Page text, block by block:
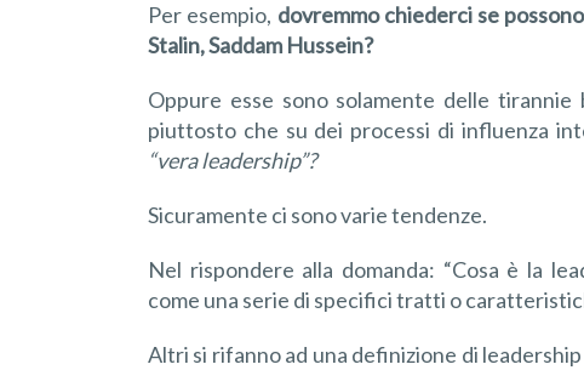
Per esempio, dovremmo chiederci se
Stalin, Saddam Hussein?
Oppure esse sono solamente delle tirannie
piuttosto che su dei processi di influenza
“vera leadership”?
Sicuramente ci sono varie tendenze.
Nel rispondere alla domanda: “Cosa è la
come una serie di specifici tratti o
Altri si rifanno ad una definizione di